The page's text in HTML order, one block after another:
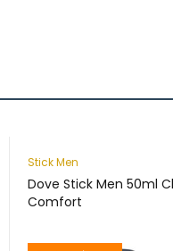
Stick Men
Dove Stick Men 50ml
Comfort